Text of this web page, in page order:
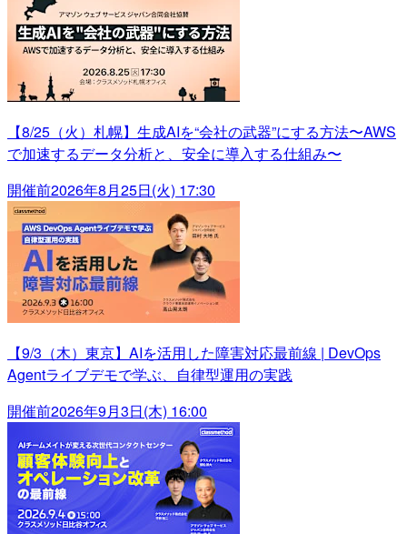
【8/25（火）札幌】生成AIを“会社の武器”にする方法〜AWS
で加速するデータ分析と、安全に導入する仕組み〜
開催前2026年8月25日(火) 17:30
【9/3（木）東京】AIを活用した障害対応最前線 | DevOps
Agentライブデモで学ぶ、自律型運用の実践
開催前2026年9月3日(木) 16:00